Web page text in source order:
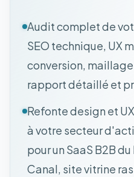
Audit complet de
SEO technique, UX
conversion,
rapport détaillé et
Refonte design et
à votre secteur
pour un SaaS B2B
Canal, site vitrine